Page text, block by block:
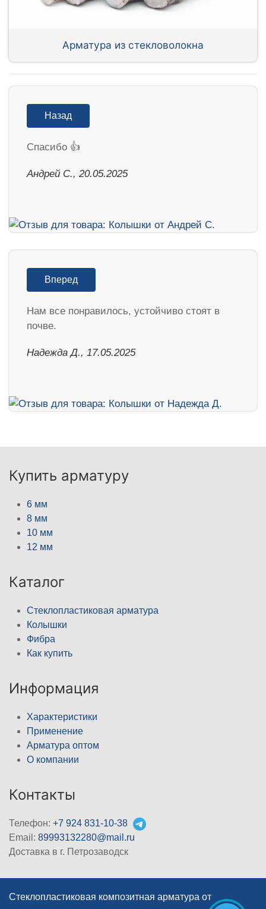
Арматура из стекловолокна
Назад
Спасибо 👍
Андрей С., 20.05.2025
Вперед
Нам все понравилось, устойчиво стоят в
почве.
Надежда Д., 17.05.2025
Купить арматуру
6 мм
8 мм
10 мм
12 мм
Каталог
Стеклопластиковая арматура
Колышки
Фибра
Как купить
Информация
Характеристики
Применение
Арматура оптом
О компании
Контакты
Телефон: +7 924 831-10-38
Email: 89993132280@mail.ru
Доставка в г. Петрозаводск
Стеклопластиковая композитная арматура от